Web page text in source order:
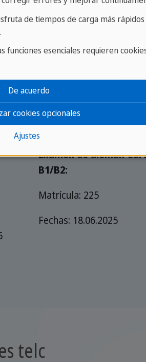
de alemán:
200
01.08.2025,
Examen de alemán
B1/B2:
Matrícula: 225
Fechas: 18.06.2025
telc
de tiempos de carga más rápidos
funciones esenciales requieren
Ajustes
cookies opcionales
De acuerdo